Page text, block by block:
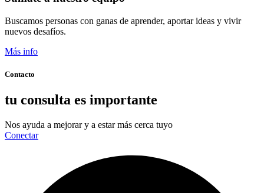
Buscamos personas con ganas de aprender, aportar ideas y vivir
nuevos desafíos.
Más info
Contacto
tu consulta es importante
Nos ayuda a mejorar y a estar más cerca tuyo
Conectar